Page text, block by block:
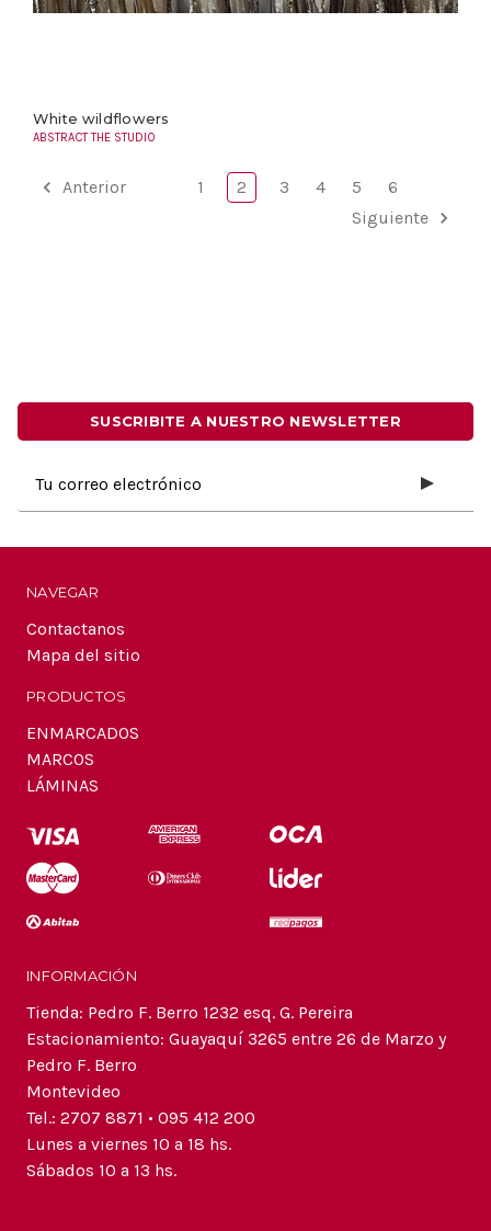
White wildflowers
ABSTRACT THE STUDIO
Anterior 1 2 3 4 5
6
Siguiente
SUSCRIBITE A NUESTRO NEWSLETTER
electrónico
NAVEGAR
Contactanos
Mapa del sitio
PRODUCTOS
ENMARCADOS
MARCOS
LÁMINAS
INFORMACIÓN
Tienda: Pedro F. Berro 1232 esq. G. Pereira
Estacionamiento: Guayaquí 3265 entre 26 de Marzo y
Pedro F. Berro
Montevideo
Tel.: 2707 8871 • 095 412 200
Lunes a viernes 10 a 18 hs.
Sábados 10 a 13 hs.